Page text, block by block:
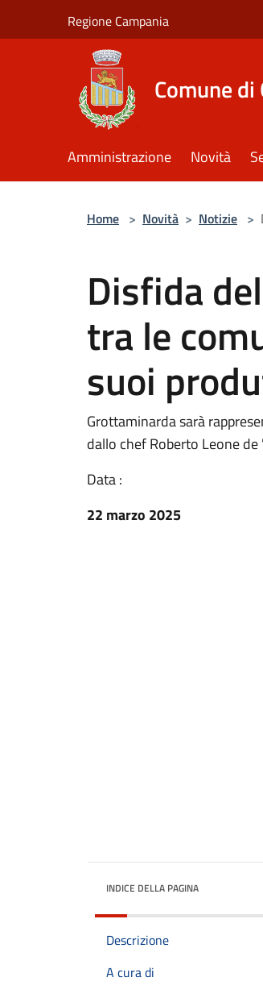
Regione Campania
Comune
Amministrazione Novità
Home > Novità > Notizie >
Disfida
tra le
suoi
Grottaminarda sarà
dallo chef Roberto Leone
Data :
22 marzo 2025
INDICE DELLA PAGINA
Descrizione
A cura di